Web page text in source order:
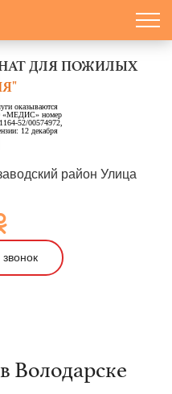
ДЛЯ ПОЖИЛЫХ
оказываются
«МЕДИС» номер
52/00574972,
12 декабря
район Улица
Володарске